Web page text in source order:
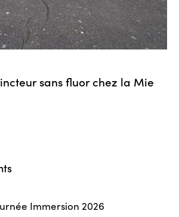
sans fluor chez la Mie
Immersion 2026